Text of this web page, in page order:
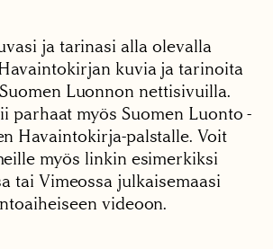
ja tarinasi alla olevalla
kuvia ja tarinoita
Luonnon nettisivuilla.
parhaat myös Suomen Luonto -
Havaintokirja-palstalle. Voit
myös linkin esimerkiksi
tai Vimeossa julkaisemaasi
videoon.